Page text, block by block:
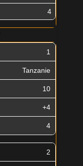
4
1
Tanzanie
10
+4
4
2